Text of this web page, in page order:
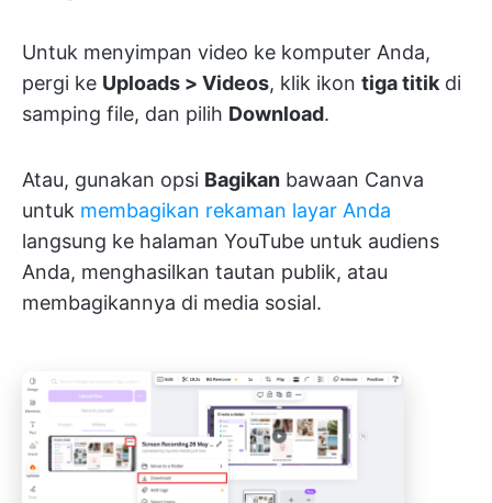
Untuk menyimpan video ke komputer Anda,
pergi ke Uploads > Videos, klik ikon tiga titik di
samping file, dan pilih Download.
Atau, gunakan opsi Bagikan bawaan Canva
untuk membagikan rekaman layar Anda
langsung ke halaman YouTube untuk audiens
Anda, menghasilkan tautan publik, atau
membagikannya di media sosial.